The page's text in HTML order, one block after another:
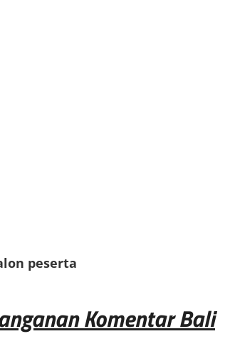
peserta
Komentar Bali